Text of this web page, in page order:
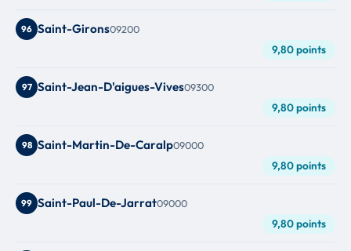
96 Saint-Girons09200
9,80 points
97 Saint-Jean-D'aigues-Vives09300
9,80 points
98 Saint-Martin-De-Caralp09000
9,80 points
99 Saint-Paul-De-Jarrat09000
9,80 points